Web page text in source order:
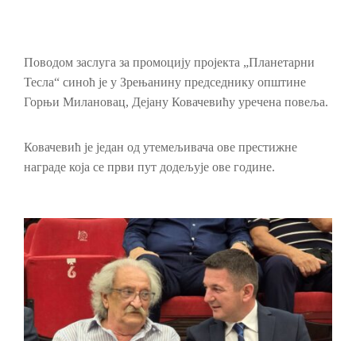
Поводом заслуга за промоцију пројекта „Планетарни
Тесла“ синоћ је у Зрењанину председнику општине
Горњи Милановац, Дејану Ковачевићу уречена повеља.
Ковачевић је један од утемељивача ове престижне
наградe која се први пут додељује ове године.